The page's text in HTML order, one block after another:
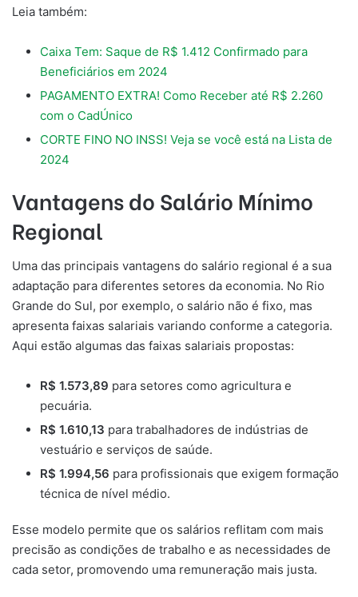
Leia também:
Caixa Tem: Saque de R$ 1.412 Confirmado para
Beneficiários em 2024
PAGAMENTO EXTRA! Como Receber até R$ 2.260
com o CadÚnico
CORTE FINO NO INSS! Veja se você está na Lista de
2024
Vantagens do Salário Mínimo
Regional
Uma das principais vantagens do salário regional é a sua
adaptação para diferentes setores da economia. No Rio
Grande do Sul, por exemplo, o salário não é fixo, mas
apresenta faixas salariais variando conforme a categoria.
Aqui estão algumas das faixas salariais propostas:
R$ 1.573,89 para setores como agricultura e
pecuária.
R$ 1.610,13 para trabalhadores de indústrias de
vestuário e serviços de saúde.
R$ 1.994,56 para profissionais que exigem formação
técnica de nível médio.
Esse modelo permite que os salários reflitam com mais
precisão as condições de trabalho e as necessidades de
cada setor, promovendo uma remuneração mais justa.